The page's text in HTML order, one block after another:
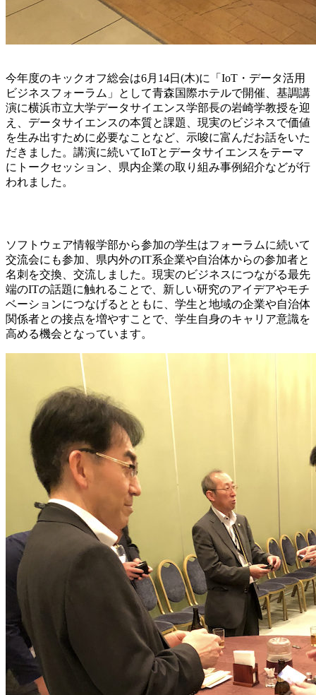
今年度のキックオフ総会は6月14日(木)に「IoT・データ活用
ビジネスフォーラム」として青森国際ホテルで開催、基調講
演に横浜市立大学データサイエンス学部長の岩崎学教授を迎
え、データサイエンスの本質と課題、現実のビジネスで価値
を生み出すために必要なことなど、示唆に富んだお話をいた
だきました。講演に続いてIoTとデータサイエンスをテーマ
にトークセッション、県内企業の取り組み事例紹介などが行
われました。
ソフトウェア情報学部から参加の学生はフォーラムに続いて
交流会にも参加、県内外のIT系企業や自治体からの参加者と
名刺を交換、交流しました。現実のビジネスにつながる最先
端のITの話題に触れることで、新しい研究のアイデアやモチ
ベーションにつなげるとともに、学生と地域の企業や自治体
関係者との接点を増やすことで、学生自身のキャリア意識を
高める機会となっています。